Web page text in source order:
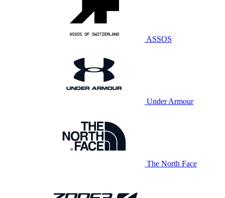
ASSOS
Under Armour
The North Face